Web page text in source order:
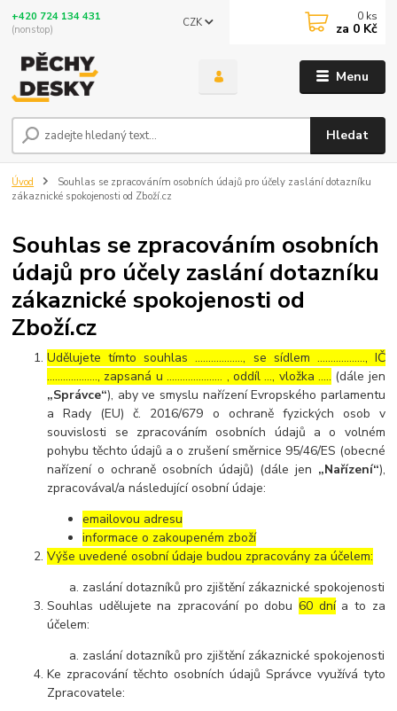
Menu
CZK
Hledat
+420 724 134 431
(nonstop)
0 ks
za 0 Kč
Úvod
Souhlas se zpracováním osobních údajů pro účely zaslání dotazníku
zákaznické spokojenosti od Zboží.cz
Souhlas se zpracováním osobních
údajů pro účely zaslání dotazníku
zákaznické spokojenosti od
Zboží.cz
Udělujete tímto souhlas ……………..., se sídlem ………………, IČ
………………., zapsaná u ………………… , oddíl …, vložka ….. (dále jen
„Správce“), aby ve smyslu nařízení Evropského parlamentu
a Rady (EU) č. 2016/679 o ochraně fyzických osob v
souvislosti se zpracováním osobních údajů a o volném
pohybu těchto údajů a o zrušení směrnice 95/46/ES (obecné
nařízení o ochraně osobních údajů) (dále jen „Nařízení“),
zpracovával/a následující osobní údaje:
emailovou adresu
informace o zakoupeném zboží
Výše uvedené osobní údaje budou zpracovány za účelem:
zaslání dotazníků pro zjištění zákaznické spokojenosti
Souhlas udělujete na zpracování po dobu60 dnía to za
účelem:
zaslání dotazníků pro zjištění zákaznické spokojenosti
Ke zpracování těchto osobních údajů Správce využívá tyto
Zpracovatele: